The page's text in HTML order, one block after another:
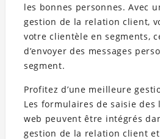
les bonnes personnes. Avec
gestion de la relation client,
votre clientèle en segments,
d’envoyer des messages
segment.
Profitez d’une meilleure
Les formulaires de saisie
web peuvent être intégrés
gestion de la relation client